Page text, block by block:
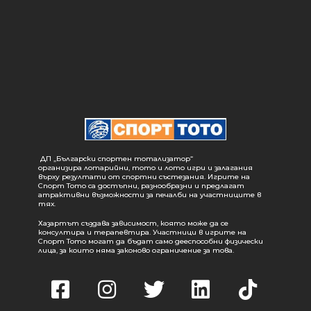
ДП „Български спортен тотализатор“
организира лотарийни, тото и лото игри и залагания
върху резултати от спортни състезания. Игрите на
Спорт Тото са достъпни, разнообразни и предлагат
атрактивни възможности за печалби на участниците в
тях.
Хазартът създава зависимост, която може да се
консултира и терапевтира. Участници в игрите на
Спорт Тото могат да бъдат само дееспособни физически
лица, за които няма законово ограничение за това.